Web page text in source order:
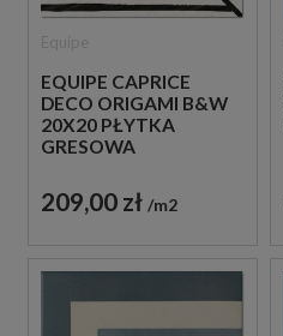
EQUIPE CAPRICE
DECO ORIGAMI B&W
20X20 PŁYTKA
GRESOWA
209,00 zł m2